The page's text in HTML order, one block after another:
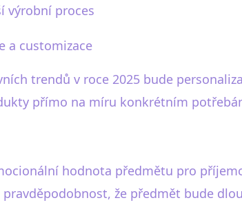
výrobní proces
a customizace
trendů v roce 2025 bude
přímo na míru konkrétním
hodnota předmětu pro
pravděpodobnost, že předmět bude